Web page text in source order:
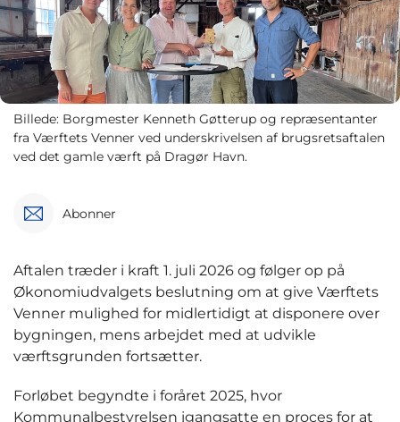
Billede: Borgmester Kenneth Gøtterup og repræsentanter
fra Værftets Venner ved underskrivelsen af brugsretsaftalen
ved det gamle værft på Dragør Havn.
Abonner
Aftalen træder i kraft 1. juli 2026 og følger op på
Økonomiudvalgets beslutning om at give Værftets
Venner mulighed for midlertidigt at disponere over
bygningen, mens arbejdet med at udvikle
værftsgrunden fortsætter.
Forløbet begyndte i foråret 2025, hvor
Kommunalbestyrelsen igangsatte en proces for at